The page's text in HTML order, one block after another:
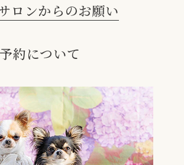
ロンからのお願い
約について